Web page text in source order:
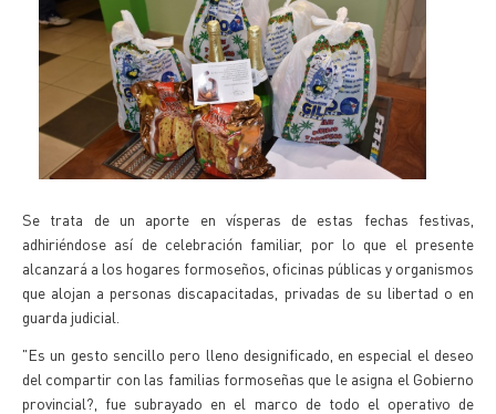
Se trata de un aporte en vísperas de estas fechas festivas,
adhiriéndose así de celebración familiar, por lo que el presente
alcanzará a los hogares formoseños, oficinas públicas y organismos
que alojan a personas discapacitadas, privadas de su libertad o en
guarda judicial.
"Es un gesto sencillo pero lleno designificado, en especial el deseo
del compartir con las familias formoseñas que le asigna el Gobierno
provincial?, fue subrayado en el marco de todo el operativo de